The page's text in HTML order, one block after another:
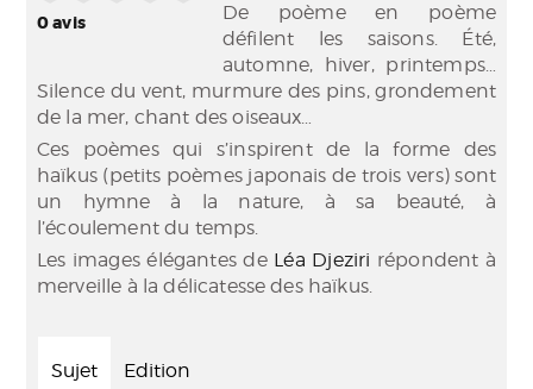
0avis
De poème en poème
défilent les saisons. Été,
automne, hiver, printemps…
Silence du vent, murmure des pins, grondement
de la mer, chant des oiseaux…
Ces poèmes qui s’inspirent de la forme des
haïkus (petits poèmes japonais de trois vers) sont
un hymne à la nature, à sa beauté, à
l’écoulement du temps.
Les images élégantes de Léa Djeziri répondent à
merveille à la délicatesse des haïkus.
Sujet Edition